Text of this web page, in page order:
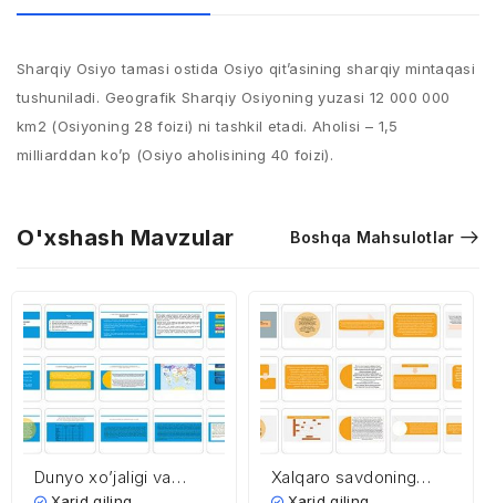
Sharqiy Osiyo tamasi ostida Osiyo qit’asining sharqiy mintaqasi
tushuniladi. Geografik Sharqiy Osiyoning yuzasi 12 000 000
km2 (Osiyoning 28 foizi) ni tashkil etadi. Aholisi – 1,5
milliarddan ko’p (Osiyo aholisining 40 foizi).
O'xshash Mavzular Boshqa Mahsulotlar
Dunyo xo’jaligi va
Xalqaro savdoning